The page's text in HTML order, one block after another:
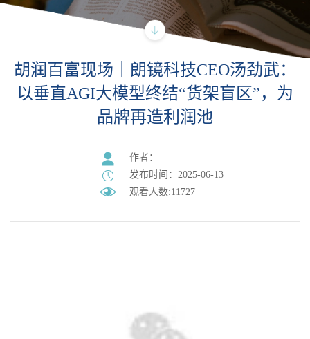
胡润百富现场｜朗镜科技CEO汤劲武：
以垂直AGI大模型终结“货架盲区”，为
品牌再造利润池
作者：
发布时间：2025-06-13
观看人数:11727